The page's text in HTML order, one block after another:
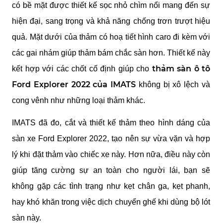
có bề mặt được thiết kế sọc nhỏ chìm nổi mang đến sự
hiện đại, sang trọng và khả năng chống trơn trượt hiệu
quả. Mặt dưới của thảm có hoạ tiết hình caro đi kèm với
các gai nhám giúp thảm bám chắc sàn hơn. Thiết kế này
kết hợp với các chốt cố định giúp cho thảm sàn ô tô
Ford Explorer 2022 của IMATS không bị xô lệch và
cong vênh như những loại thảm khác.
IMATS đã đo, cắt và thiết kế thảm theo hình dáng của
sàn xe Ford Explorer 2022, tạo nên sự vừa vặn và hợp
lý khi đặt thảm vào chiếc xe này. Hơn nữa, điều này còn
giúp tăng cường sự an toàn cho người lái, bạn sẽ
không gặp các tình trạng như kẹt chân ga, kẹt phanh,
hay khó khăn trong việc dịch chuyển ghế khi dùng bộ lót
sàn này.